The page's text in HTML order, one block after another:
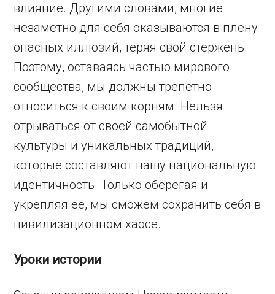
влияние. Другими словами, многие
незаметно для себя оказываются в плену
опасных иллюзий, теряя свой стержень.
Поэтому, оставаясь частью мирового
сообщества, мы должны трепетно
относиться к своим корням. Нельзя
отрываться от своей самобытной
культуры и уникальных традиций,
которые составляют нашу национальную
идентичность. Только оберегая и
укрепляя ее, мы сможем сохранить себя в
цивилизационном хаосе.
Уроки истории